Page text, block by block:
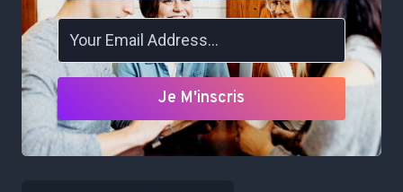
Je M'inscris